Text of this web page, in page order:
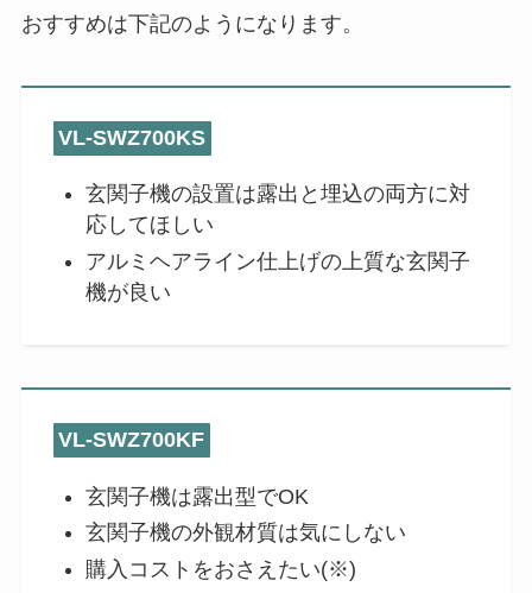
おすすめは下記のようになります。
VL-SWZ700KS
玄関子機の設置は露出と埋込の両方に対
応してほしい
アルミヘアライン仕上げの上質な玄関子
機が良い
VL-SWZ700KF
玄関子機は露出型でOK
玄関子機の外観材質は気にしない
購入コストをおさえたい(※)